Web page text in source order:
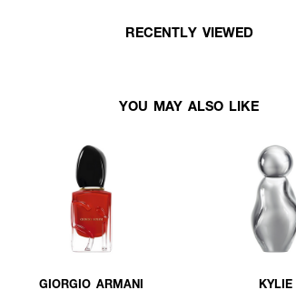
RECENTLY VIEWED
YOU MAY ALSO LIKE
GIORGIO ARMANI KYLIE